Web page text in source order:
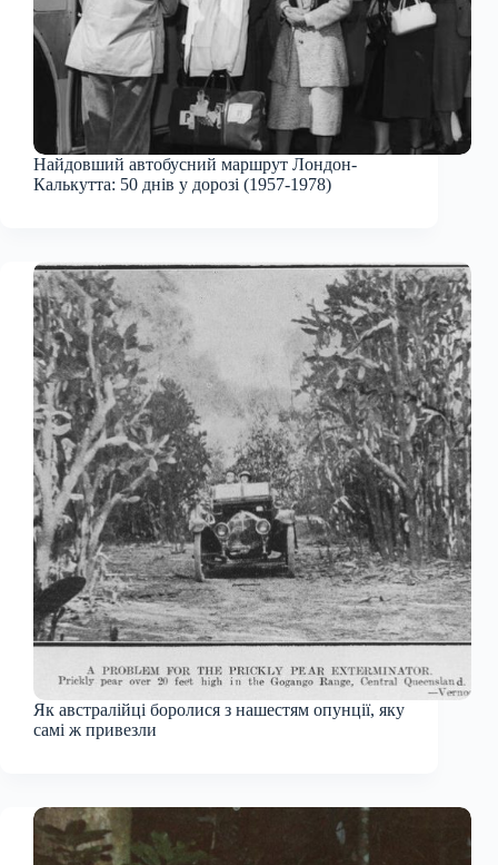
Найдовший автобусний маршрут Лондон-
Калькутта: 50 днів у дорозі (1957-1978)
Як австралійці боролися з нашестям опунції, яку
самі ж привезли